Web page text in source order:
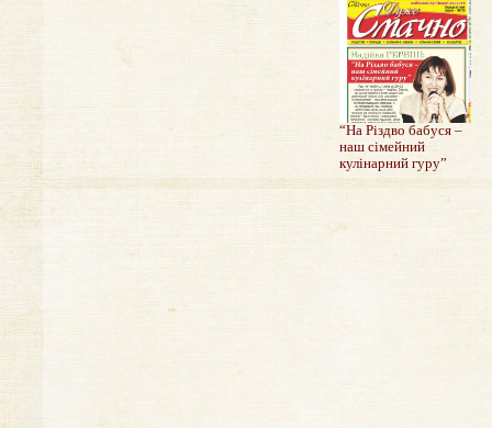
“На Різдво бабуся –
наш сімейний
кулінарний гуру”